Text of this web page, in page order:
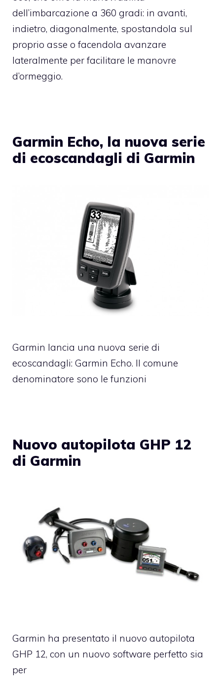
dell’imbarcazione a 360 gradi: in avanti,
indietro, diagonalmente, spostandola sul
proprio asse o facendola avanzare
lateralmente per facilitare le manovre
d’ormeggio.
Garmin Echo, la nuova serie
di ecoscandagli di Garmin
Garmin lancia una nuova serie di
ecoscandagli: Garmin Echo. Il comune
denominatore sono le funzioni
Nuovo autopilota GHP 12
di Garmin
Garmin ha presentato il nuovo autopilota
GHP 12, con un nuovo software perfetto sia
per